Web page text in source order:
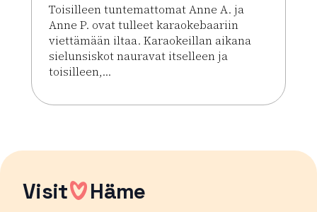
Toisilleen tuntemattomat Anne A. ja
Anne P. ovat tulleet karaokebaariin
viettämään iltaa. Karaokeillan aikana
sielunsiskot nauravat itselleen ja
toisilleen,...
Lue lisää tapahtumasta Kuumia aaltoja (K-18)
Visit Häme